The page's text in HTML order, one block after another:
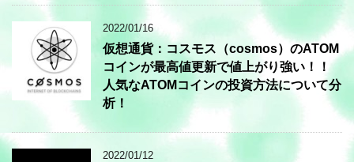
2022/01/16
仮想通貨：コスモス（cosmos）のATOM
コインが最高値更新で値上がり強い！！
人気なATOMコインの投資方法について分
析！
2022/01/12